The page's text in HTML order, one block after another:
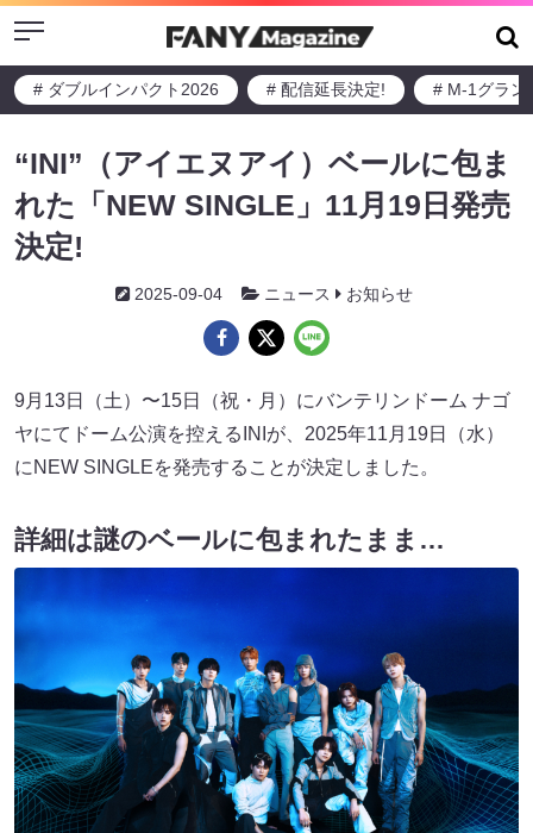
Menu
# ダブルインパクト2026 # 配信延長決定! # M-1グラン
“INI”（アイエヌアイ）ベールに包ま
れた「NEW SINGLE」11月19日発売
決定!
2025-09-04 ニュース お知らせ
9月13日（土）〜15日（祝・月）にバンテリンドーム ナゴ
ヤにてドーム公演を控えるINIが、2025年11月19日（水）
にNEW SINGLEを発売することが決定しました。
詳細は謎のベールに包まれたまま…